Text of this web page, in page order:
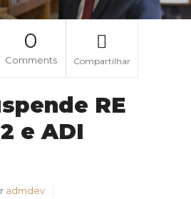
0
Comments Compartilhar
RE
e ADI
admdev